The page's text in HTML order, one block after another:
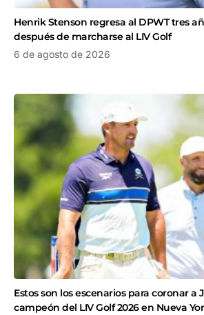
Henrik Stenson regresa al DPWT tres
después de marcharse al LIV Golf
6 de agosto de 2026
Estos son los escenarios para coronar a
campeón del LIV Golf 2026 en Nueva